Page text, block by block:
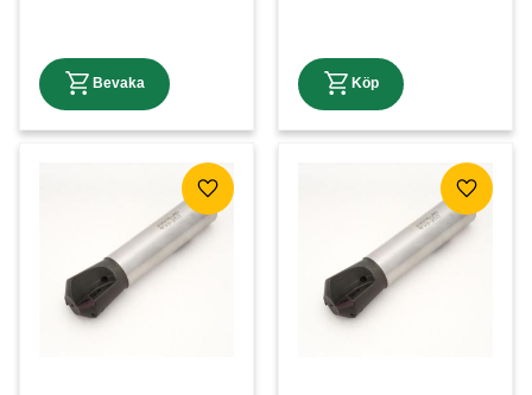
Lägg till i favoriter Lägg